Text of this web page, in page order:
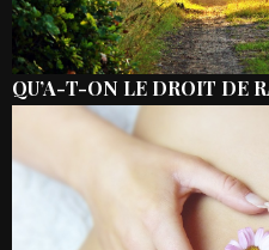
QU’A-T-ON LE DROIT DE